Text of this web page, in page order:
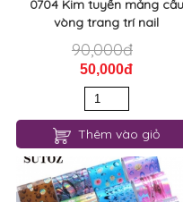
0704 Kim tuyến mảng cầu
vòng trang trí nail
90,000đ
50,000đ
Thêm vào giỏ